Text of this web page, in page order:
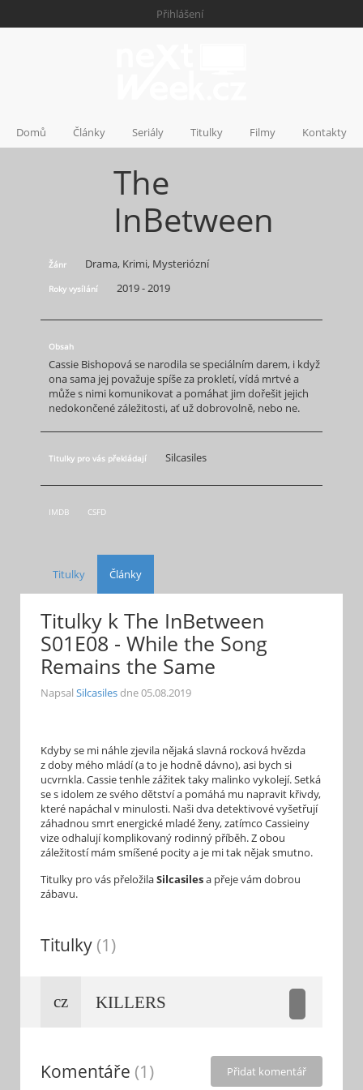
Přihlášení
Domů Články Seriály Titulky Filmy Kontakty
The
InBetween
Žánr Drama, Krimi, Mysteriózní
Roky vysílání 2019 - 2019
Obsah
Cassie Bishopová se narodila se speciálním darem, i když
ona sama jej považuje spíše za prokletí, vídá mrtvé a
může s nimi komunikovat a pomáhat jim dořešit jejich
nedokončené záležitosti, ať už dobrovolně, nebo ne.
Titulky pro vás překládají Silcasiles
IMDB CSFD
Titulky Články
Titulky k The InBetween
S01E08 - While the Song
Remains the Same
Napsal Silcasilesdne05.08.2019
Kdyby se mi náhle zjevila nějaká slavná rocková hvězda
z doby mého mládí (a to je hodně dávno), asi bych si
ucvrnkla. Cassie tenhle zážitek taky malinko vykolejí. Setká
se s idolem ze svého dětství a pomáhá mu napravit křivdy,
které napáchal v minulosti. Naši dva detektivové vyšetřují
záhadnou smrt energické mladé ženy, zatímco Cassieiny
vize odhalují komplikovaný rodinný příběh. Z obou
záležitostí mám smíšené pocity a je mi tak nějak smutno.
Titulky pro vás přeložilaSilcasilesa přeje vám dobrou
zábavu.
Titulky (1)
cz KILLERS
Komentáře (1) Přidat komentář